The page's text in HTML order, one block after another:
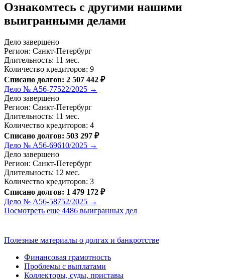
Ознакомтесь c другими нашими
выигранными делами
Дело завершено
Регион: Санкт-Петербург
Длительность: 11 мес.
Количество кредиторов: 9
Списано долгов: 2 507 442 ₽
Дело № А56-77522/2025 →
Дело завершено
Регион: Санкт-Петербург
Длительность: 11 мес.
Количество кредиторов: 4
Списано долгов: 503 297 ₽
Дело № А56-69610/2025 →
Дело завершено
Регион: Санкт-Петербург
Длительность: 12 мес.
Количество кредиторов: 3
Списано долгов: 1 479 172 ₽
Дело № А56-58752/2025 →
Посмотреть еще 4486 выигранных дел
Полезные материалы о долгах и банкротстве
Финансовая грамотность
Проблемы с выплатами
Коллекторы, суды, приставы